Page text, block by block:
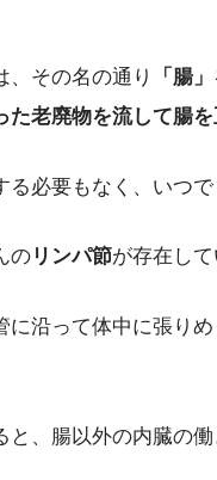
、その名の通り
「腸
た老廃物を流して腸
る必要もなく、いつ
の リンパ節が存在し
に沿って体中に張り
と、腸以外の内臓の